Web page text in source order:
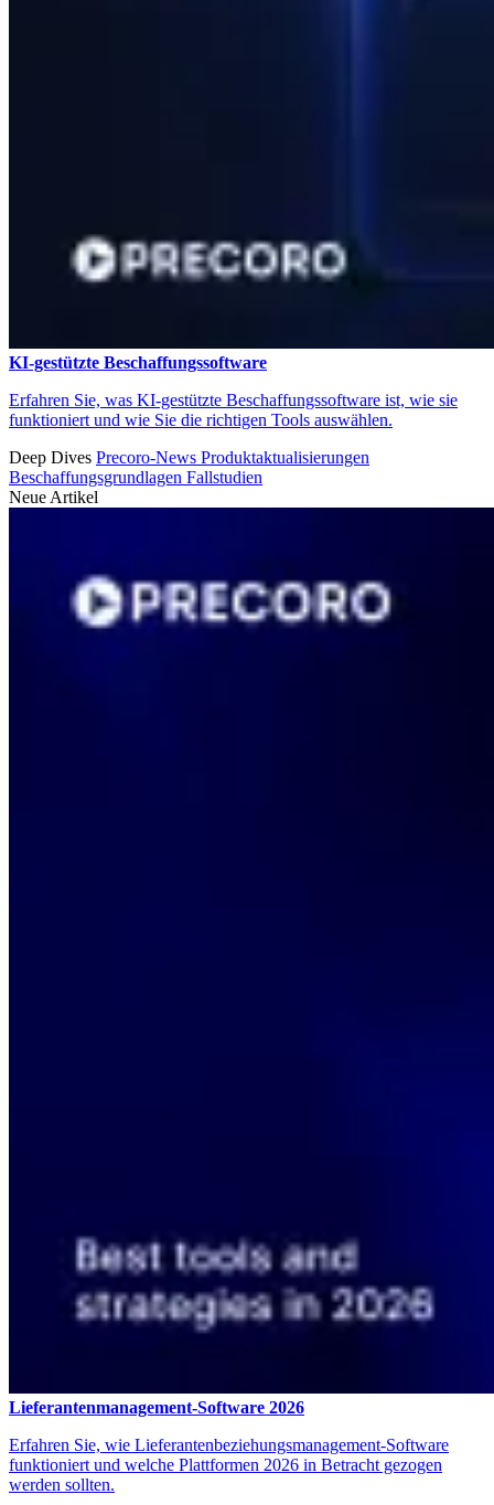
KI-gestützte Beschaffungssoftware
Erfahren Sie, was KI-gestützte Beschaffungssoftware ist, wie sie
funktioniert und wie Sie die richtigen Tools auswählen.
Deep Dives Precoro-News Produktaktualisierungen
Beschaffungsgrundlagen Fallstudien
Neue Artikel
Lieferantenmanagement-Software 2026
Erfahren Sie, wie Lieferantenbeziehungsmanagement-Software
funktioniert und welche Plattformen 2026 in Betracht gezogen
werden sollten.